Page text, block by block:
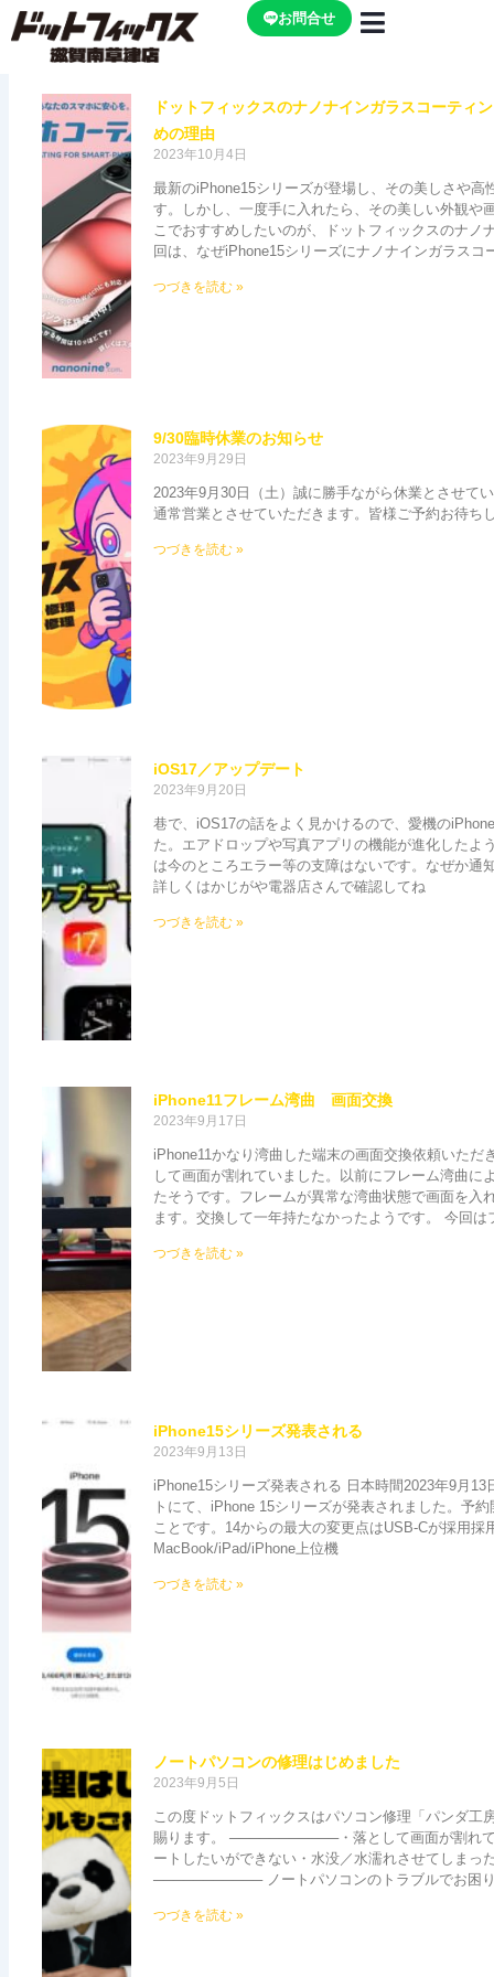
容
お問合せ
ドットフィックスのナノナインガラスコーティ
めの理由
2023年10月4日
最新のiPhone15シリーズが登場し、その美しさや高
す。しかし、一度手に入れたら、その美しい外観や
こでおすすめしたいのが、ドットフィックスのナノ
回は、なぜiPhone15シリーズにナノナインガラスコ
つづきを読む »
9/30臨時休業のお知らせ
2023年9月29日
2023年9月30日（土）誠に勝手ながら休業とさせて
通常営業とさせていただきます。皆様ご予約お待ち
つづきを読む »
iOS17／アップデート
2023年9月20日
巷で、iOS17の話をよく見かけるので、愛機の
た。エアドロップや写真アプリの機能が進化したよ
は今のところエラー等の支障はないです。なぜか通
詳しくはかじがや電器店さんで確認してね
つづきを読む »
iPhone11フレーム湾曲 画面交換
2023年9月17日
iPhone11かなり湾曲した端末の画面交換依頼いただ
して画面が割れていました。以前にフレーム湾曲に
たそうです。フレームが異常な湾曲状態で画面を入
ます。交換して一年持たなかったようです。 今回は
つづきを読む »
iPhone15シリーズ発表される
2023年9月13日
iPhone15シリーズ発表される 日本時間2023年9月
トにて、iPhone 15シリーズが発表されました。予
ことです。14からの最大の変更点はUSB-Cが採用採
MacBook/iPad/iPhone上位機
つづきを読む »
ノートパソコンの修理はじめました
2023年9月5日
この度ドットフィックスはパソコン修理「パンダ工
賜ります。 ───────────・落として画面が割れ
ートしたいができない・水没／水濡れさせてしまっ
─────────── ノートパソコンのトラブルでお困
つづきを読む »
ー
ー
ー
ー